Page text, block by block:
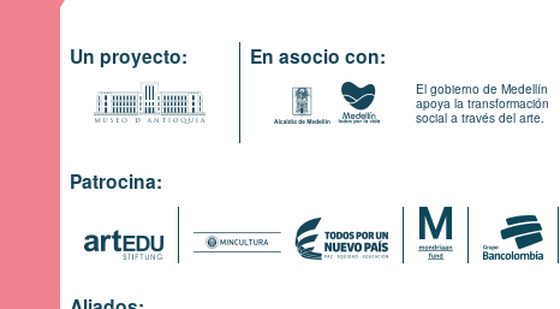
Un proyecto: En asocio con:
El gobierno de Medellín
apoya la transformación
social a través del arte.
Patrocina: